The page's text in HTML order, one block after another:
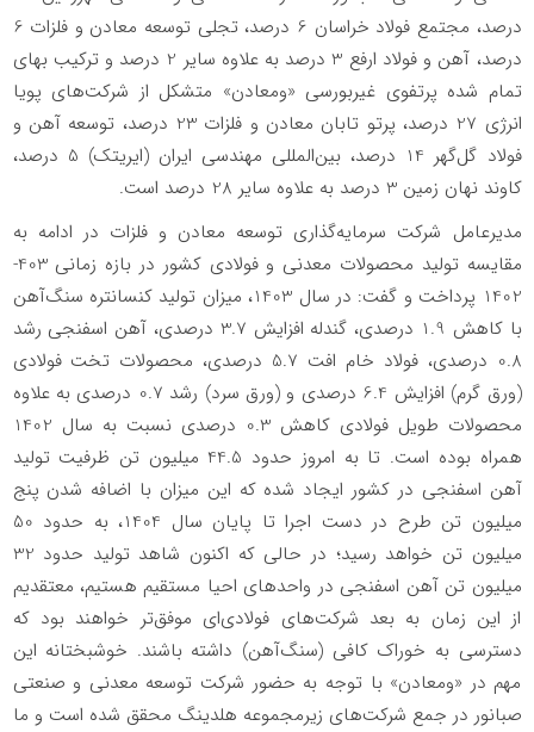
درصد، مجتمع فولاد خراسان 6 درصد، تجلی توسعه معادن و فلزات 6
درصد، آهن و فولاد ارفع 3 درصد به علاوه سایر 2 درصد و ترکیب بهای
تمام شده پرتفوی غیربورسی «ومعادن» متشکل از شرکت‌های پویا
انرژی 27 درصد، پرتو تابان معادن و فلزات 23 درصد، توسعه آهن و
فولاد گل‌گهر 14 درصد، بین‌المللی مهندسی ایران (ایریتک) 5 درصد،
کاوند نهان زمین 3 درصد به علاوه سایر 28 درصد است.
مدیرعامل شرکت سرمایه‌گذاری توسعه معادن و فلزات در ادامه به
مقایسه تولید محصولات معدنی و فولادی کشور در بازه زمانی 403-
1402 پرداخت و گفت: در سال 1403، میزان تولید کنسانتره سنگ‌آهن
با کاهش 1.9 درصدی، گندله افزایش 3.7 درصدی، آهن اسفنجی رشد
0.8 درصدی، فولاد خام افت 5.7 درصدی، محصولات تخت فولادی
(ورق گرم) افزایش 6.4 درصدی و (ورق سرد) رشد 0.7 درصدی به علاوه
محصولات طویل فولادی کاهش 0.3 درصدی نسبت به سال 1402
همراه بوده است. تا به امروز حدود 44.5 میلیون تن ظرفیت تولید
آهن اسفنجی در کشور ایجاد شده که این میزان با اضافه شدن پنج
میلیون تن طرح در دست اجرا تا پایان سال 1404، به حدود 50
میلیون تن خواهد رسید؛ در حالی که اکنون شاهد تولید حدود 32
میلیون تن آهن اسفنجی در واحدهای احیا مستقیم هستیم، معتقدیم
از این زمان به بعد شرکت‌های فولادی‌ای موفق‌تر‌ خواهند بود که
دسترسی به خوراک کافی (سنگ‌آهن) داشته باشند. خوشبختانه این
مهم در «ومعادن» با توجه به حضور شرکت توسعه معدنی و صنعتی
صبانور در جمع شرکت‌های زیرمجموعه هلدینگ محقق شده است و ما